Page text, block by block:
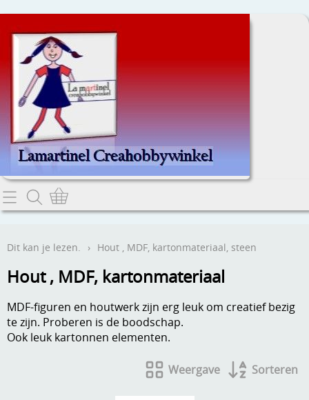
Home
Webwinkel
A, ja, op is op
Algemene voorwaarden
Dit kan je lezen. › Hout , MDF, kartonmateriaal, steen
Hout , MDF, kartonmateriaal
MDF-figuren en houtwerk zijn erg leuk om creatief bezig
te zijn. Proberen is de boodschap.
Ook leuk kartonnen elementen.
Weergave Sorteren